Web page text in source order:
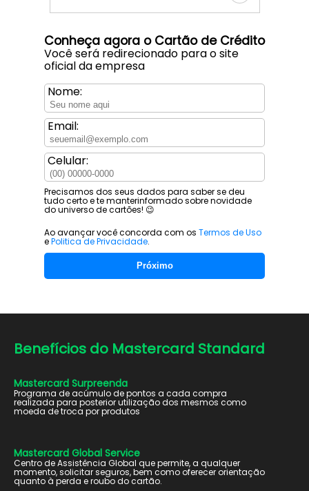
Conheça agora o Cartão de Crédito
Você será redirecionado para o site
oficial da empresa
Nome:
Email:
Celular:
Precisamos dos seus dados para saber se deu
tudo certo e te manterinformado sobre novidade
do universo de cartões! 😉
Ao avançar você concorda com os Termos de Uso
ePolitica de Privacidade.
Próximo
Benefícios do Mastercard Standard
Mastercard Surpreenda
Programa de acúmulo de pontos a cada compra
realizada para posterior utilização dos mesmos como
moeda de troca por produtos
Mastercard Global Service
Centro de Assistência Global que permite, a qualquer
momento, solicitar seguros, bem como oferecer orientação
quanto à perda e roubo do cartão.